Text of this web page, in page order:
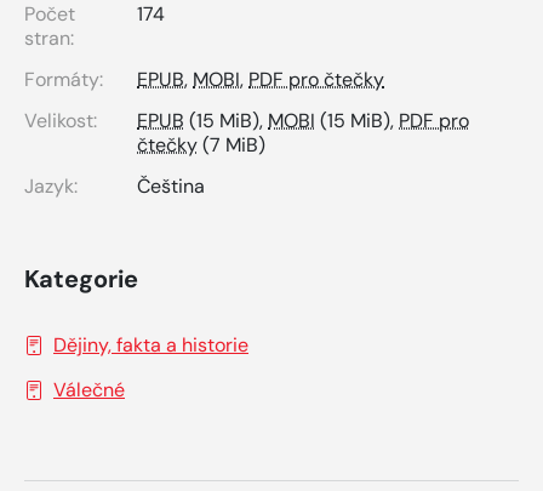
Počet
stran:
174
Formáty: EPUB, MOBI, PDF pro čtečky
Velikost:
EPUB (15 MiB), MOBI (15 MiB), PDF pro
čtečky(7 MiB)
Jazyk:
Čeština
Kategorie
Dějiny, fakta a historie
Válečné